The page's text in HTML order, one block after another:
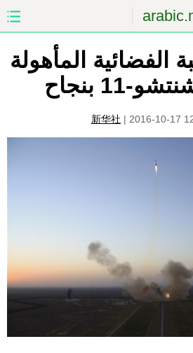
الشرق الأوسط
الاقتصاد
الفضائية المأهولة
11 بنجاح
新华社 | 2016-10-17